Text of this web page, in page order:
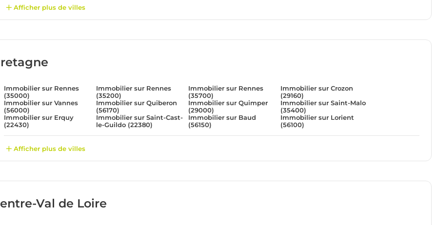
Afficher plus de villes
Immobilier sur Rennes
(35000)
Immobilier sur Rennes
(35200)
Immobilier sur Rennes
(35700)
Immobilier sur Crozon
(29160)
Immobilier sur Vannes
(56000)
Immobilier sur Quiberon
(56170)
Immobilier sur Quimper
(29000)
Immobilier sur Saint-Malo
(35400)
Immobilier sur Erquy
(22430)
Immobilier sur Saint-Cast-
le-Guildo (22380)
Immobilier sur Baud
(56150)
Immobilier sur Lorient
(56100)
Afficher plus de villes
Val de Loire